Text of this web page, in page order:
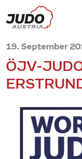
19. September
ÖJV-